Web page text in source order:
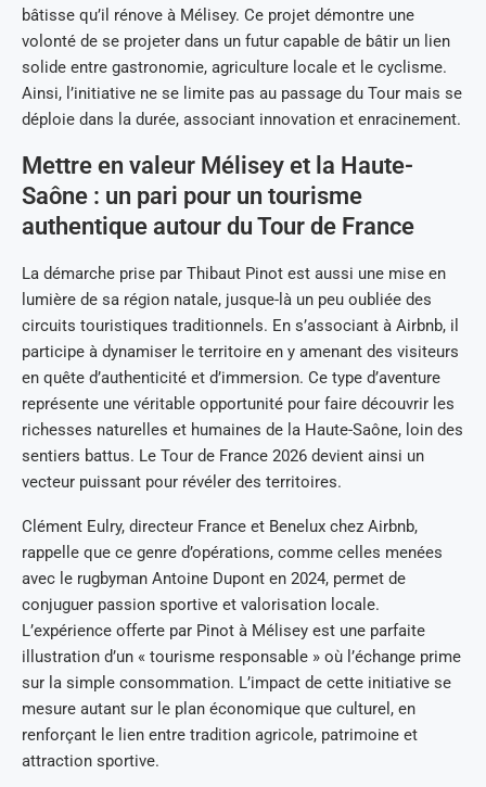
bâtisse qu’il rénove à Mélisey. Ce projet démontre une
volonté de se projeter dans un futur capable de bâtir un lien
solide entre gastronomie, agriculture locale et le cyclisme.
Ainsi, l’initiative ne se limite pas au passage du Tour mais se
déploie dans la durée, associant innovation et enracinement.
Mettre en valeur Mélisey et la Haute-
Saône : un pari pour un tourisme
authentique autour du Tour de France
La démarche prise par Thibaut Pinot est aussi une mise en
lumière de sa région natale, jusque-là un peu oubliée des
circuits touristiques traditionnels. En s’associant à Airbnb, il
participe à dynamiser le territoire en y amenant des visiteurs
en quête d’authenticité et d’immersion. Ce type d’aventure
représente une véritable opportunité pour faire découvrir les
richesses naturelles et humaines de la Haute-Saône, loin des
sentiers battus. Le Tour de France 2026 devient ainsi un
vecteur puissant pour révéler des territoires.
Clément Eulry, directeur France et Benelux chez Airbnb,
rappelle que ce genre d’opérations, comme celles menées
avec le rugbyman Antoine Dupont en 2024, permet de
conjuguer passion sportive et valorisation locale.
L’expérience offerte par Pinot à Mélisey est une parfaite
illustration d’un « tourisme responsable » où l’échange prime
sur la simple consommation. L’impact de cette initiative se
mesure autant sur le plan économique que culturel, en
renforçant le lien entre tradition agricole, patrimoine et
attraction sportive.